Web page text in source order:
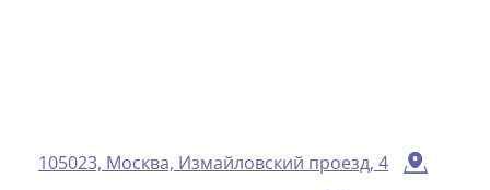
105023, Москва, Измайловский проезд, 4